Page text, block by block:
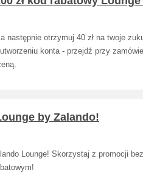
następnie otrzymuj 40 zł na twoje
konta - przejdź przy
by Zalando!
Lounge! Skorzystaj z promocji bez